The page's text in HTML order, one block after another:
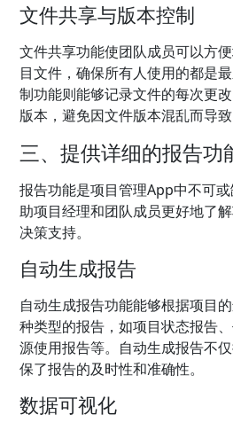
文件共享与版本控制
文件共享功能使团队成员可以方
目文件，确保所有人使用的都是
制功能则能够记录文件的每次更
版本，避免因文件版本混乱而导致
三、提供详细的报告功
报告功能是项目管理App中不可
助项目经理和团队成员更好地了
决策支持。
自动生成报告
自动生成报告功能能够根据项目
种类型的报告，如项目状态报告
源使用报告等。自动生成报告不
保了报告的及时性和准确性。
数据可视化